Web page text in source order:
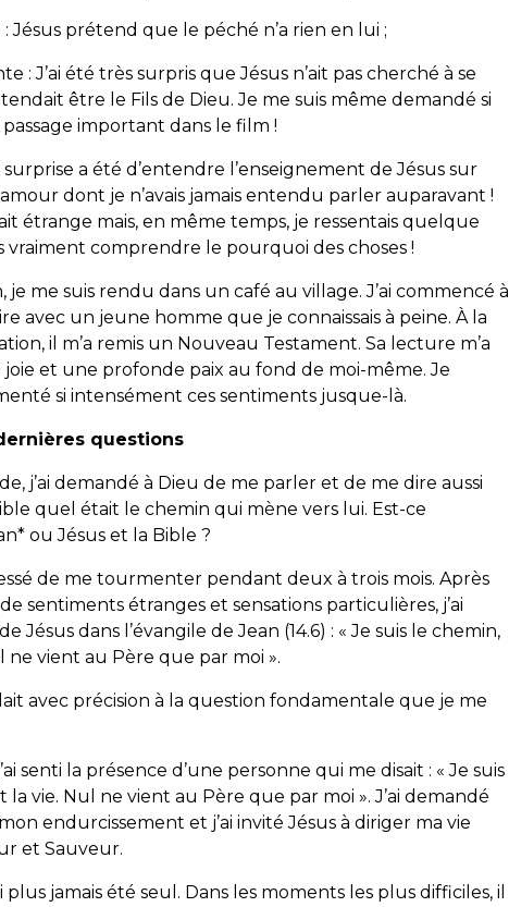
: Jésus prétend que le péché n’a rien en lui ;
: J’ai été très surpris que Jésus n’ait pas cherché à se
être le Fils de Dieu. Je me suis même demandé si
passage important dans le film !
a été d’entendre l’enseignement de Jésus sur
dont je n’avais jamais entendu parler auparavant !
étrange mais, en même temps, je ressentais quelque
vraiment comprendre le pourquoi des choses !
je me suis rendu dans un café au village. J’ai commencé à
avec un jeune homme que je connaissais à peine. À la
il m’a remis un Nouveau Testament. Sa lecture m’a
et une profonde paix au fond de moi-même. Je
si intensément ces sentiments jusque-là.
questions
j’ai demandé à Dieu de me parler et de me dire aussi
quel était le chemin qui mène vers lui. Est-ce
ou Jésus et la Bible ?
de me tourmenter pendant deux à trois mois. Après
sentiments étranges et sensations particulières, j’ai
Jésus dans l’évangile de Jean (14.6) : «Je suis le chemin,
ne vient au Père que par moi ».
avec précision à la question fondamentale que je me
senti la présence d’une personne qui me disait : «Je suis
la vie. Nul ne vient au Père que par moi ». J’ai demandé
endurcissement et j’ai invité Jésus à diriger ma vie
et Sauveur.
plus jamais été seul. Dans les moments les plus difficiles, il